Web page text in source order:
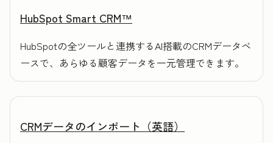
HubSpot Smart CRM™
HubSpotの全ツールと連携するAI搭載のCRMデータベ
ースで、あらゆる顧客データを一元管理できます。
CRMデータのインポート（英語）